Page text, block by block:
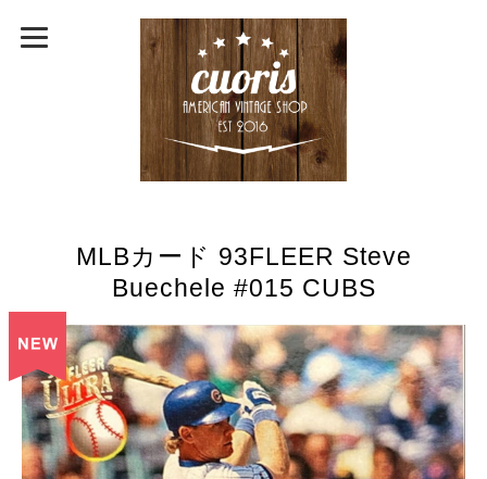
MLBカード 93FLEER Steve
Buechele #015 CUBS